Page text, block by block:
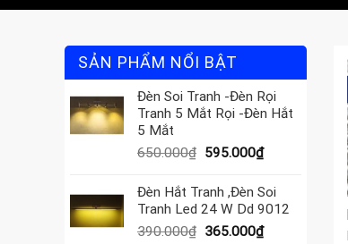
SẢN PHẨM NỔI BẬT
Đèn Soi Tranh -Đèn Rọi
Tranh 5 Mắt Rọi -Đèn Hắt
5 Mắt
650.000₫ Giá
là:
650.000₫.
595.000₫Giá
tại
là:
595.000₫.
Đèn Hắt Tranh ,Đèn Soi
Tranh Led 24 W Dd 9012
390.000₫ Giá
365.000₫Giá